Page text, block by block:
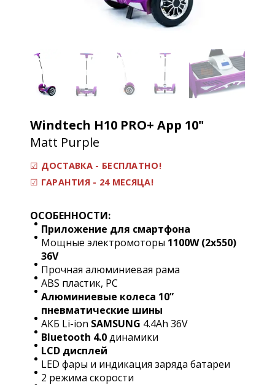
Windtech H10 PRO+ App 10"
Matt Purple
☑ ДОСТАВКА - БЕСПЛАТНО!
☑ ГАРАНТИЯ - 24 МЕСЯЦА!
ОСОБЕННОСТИ:
Приложение для смартфона
Мощные электромоторы 1100W (2х550)
36V
Прочная алюминиевая рама
ABS пластик, PC
Алюминиевые колеса 10”
пневматические шины
АКБ Li-ion SAMSUNG 4.4Ah 36V
Bluetooth 4.0динамики
LCD дисплей
LED фары и индикация заряда батареи
2 режима скорости